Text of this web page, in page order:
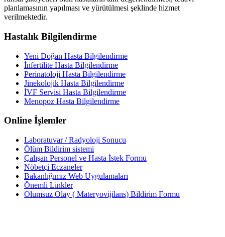
planlamasının yapılması ve yürütülmesi şeklinde hizmet
verilmektedir.
Hastalık Bilgilendirme
Yeni Doğan Hasta Bilgilendirme
İnfertilite Hasta Bilgilendirme
Perinatoloji Hasta Bilgilendirme
Jinekolojik Hasta Bilgilendirme
İVF Servisi Hasta Bilgilendirme
Menopoz Hasta Bilgilendirme
Online İşlemler
Laboratuvar / Radyoloji Sonucu
Ölüm Bildirim sistemi
Çalışan Personel ve Hasta İstek Formu
Nöbetçi Eczaneler
Bakanlığımız Web Uygulamaları
Önemli Linkler
Olumsuz Olay ( Materyovijilans) Bildirim Formu